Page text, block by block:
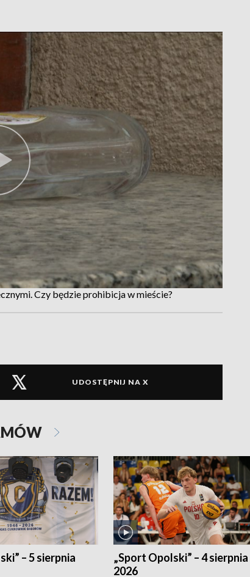
Czy będzie prohibicja w mieście?
UDOSTĘPNIJ NA X
– 5 sierpnia
„Sport Opolski” – 4 sierpnia
2026